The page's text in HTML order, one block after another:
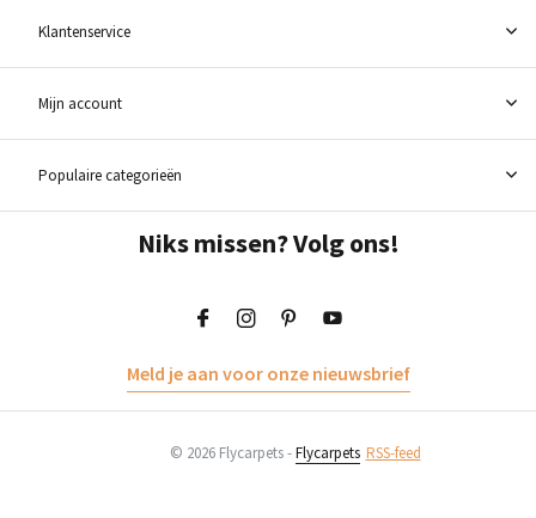
Klantenservice
Mijn account
Populaire categorieën
Niks missen? Volg ons!
Meld je aan voor onze nieuwsbrief
© 2026 Flycarpets -Flycarpets RSS-feed